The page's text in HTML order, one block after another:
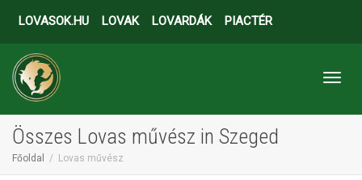
LOVASOK.HU LOVAK LOVARDÁK PIACTÉR
Összes Lovas művész in Szeged
Főoldal Lovas művész